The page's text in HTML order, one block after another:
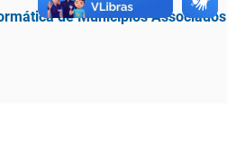
de Municípios Associados